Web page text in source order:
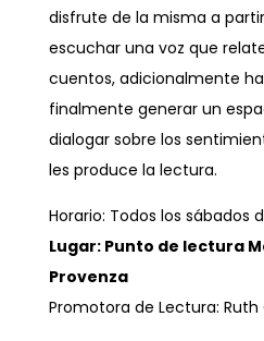
disfrute de la misma a
escuchar una voz que
cuentos, adicionalmente
finalmente generar un
dialogar sobre los
les produce la lectura.
Horario: Todos los sábados
Lugar: Punto de lectura
Provenza
Promotora de Lectura: